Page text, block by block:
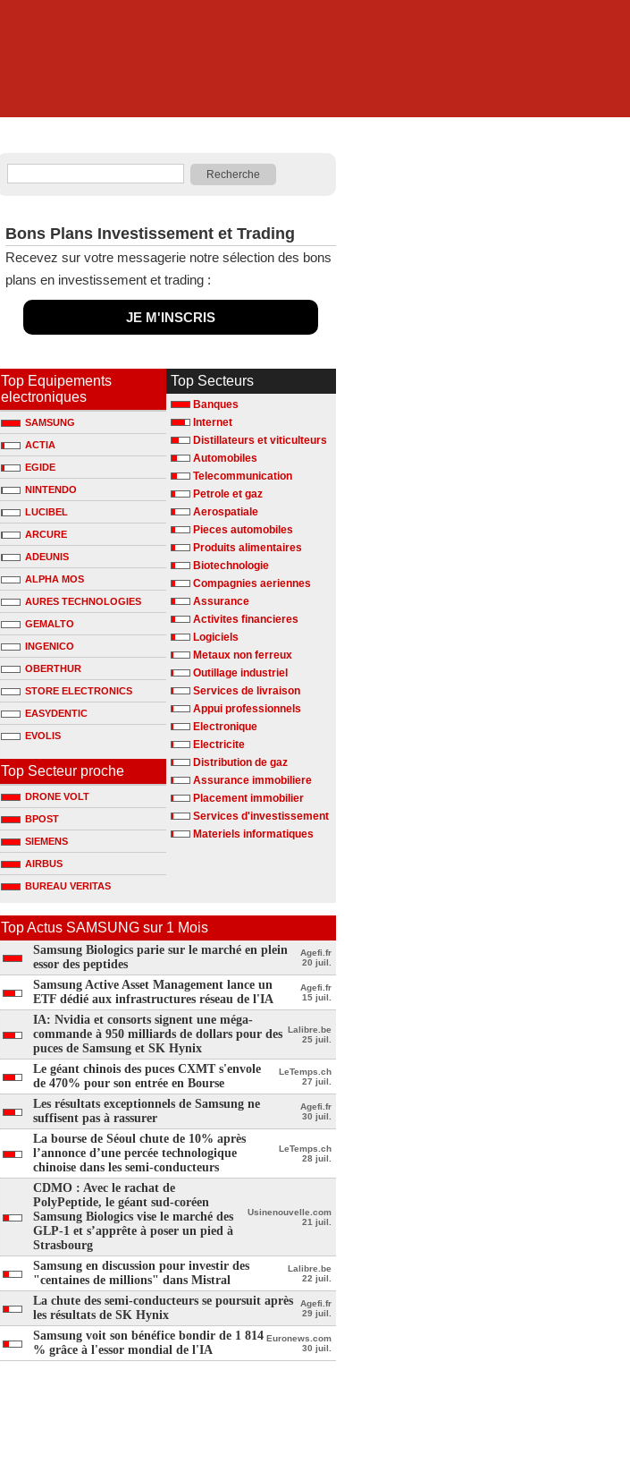
Bons Plans Investissement et Trading
Recevez sur votre messagerie notre sélection des bons
plans en investissement et trading :
JE M'INSCRIS
Top Equipements
electroniques
SAMSUNG
ACTIA
EGIDE
NINTENDO
LUCIBEL
ARCURE
ADEUNIS
ALPHA MOS
AURES TECHNOLOGIES
GEMALTO
INGENICO
OBERTHUR
STORE ELECTRONICS
EASYDENTIC
EVOLIS
Top Secteur proche
DRONE VOLT
BPOST
SIEMENS
AIRBUS
BUREAU VERITAS
Top Secteurs
Banques
Internet
Distillateurs et viticulteurs
Automobiles
Telecommunication
Petrole et gaz
Aerospatiale
Pieces automobiles
Produits alimentaires
Biotechnologie
Compagnies aeriennes
Assurance
Activites financieres
Logiciels
Metaux non ferreux
Outillage industriel
Services de livraison
Appui professionnels
Electronique
Electricite
Distribution de gaz
Assurance immobiliere
Placement immobilier
Services d'investissement
Materiels informatiques
Top Actus SAMSUNG sur 1 Mois
Samsung Biologics parie sur le marché en plein
essor des peptides
Agefi.fr
20 juil.
Samsung Active Asset Management lance un
ETF dédié aux infrastructures réseau de l'IA
Agefi.fr
15 juil.
IA: Nvidia et consorts signent une méga-
commande à 950 milliards de dollars pour des
puces de Samsung et SK Hynix
Lalibre.be
25 juil.
Le géant chinois des puces CXMT s'envole
de 470% pour son entrée en Bourse
LeTemps.ch
27 juil.
Les résultats exceptionnels de Samsung ne
suffisent pas à rassurer
Agefi.fr
30 juil.
La bourse de Séoul chute de 10% après
l’annonce d’une percée technologique
chinoise dans les semi-conducteurs
LeTemps.ch
28 juil.
CDMO : Avec le rachat de
PolyPeptide, le géant sud-coréen
Samsung Biologics vise le marché des
GLP-1 et s’apprête à poser un pied à
Strasbourg
Usinenouvelle.com
21 juil.
Samsung en discussion pour investir des
"centaines de millions" dans Mistral
Lalibre.be
22 juil.
La chute des semi-conducteurs se poursuit après
les résultats de SK Hynix
Agefi.fr
29 juil.
Samsung voit son bénéfice bondir de 1 814
% grâce à l'essor mondial de l'IA
Euronews.com
30 juil.